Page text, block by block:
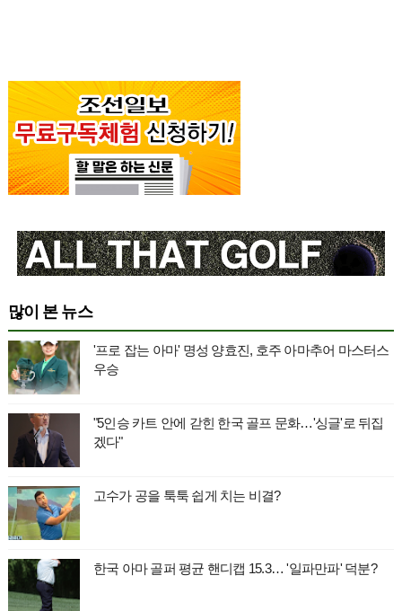
많이 본 뉴스
'프로 잡는 아마' 명성 양효진, 호주 아마추어 마스터스
우승
"5인승 카트 안에 갇힌 한국 골프 문화…'싱글'로 뒤집
겠다"
고수가 공을 툭툭 쉽게 치는 비결?
한국 아마 골퍼 평균 핸디캡 15.3… '일파만파' 덕분?